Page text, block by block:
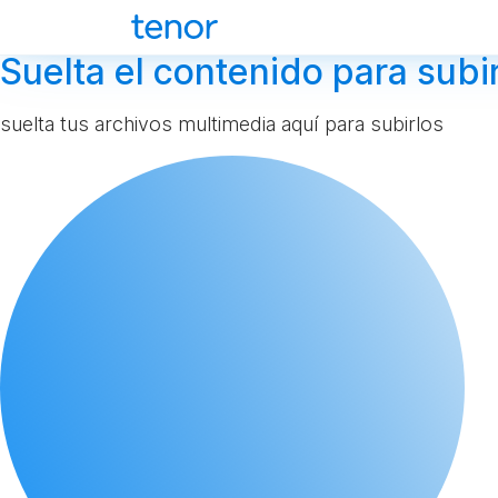
Suelta el contenido para
suelta tus archivos multimedia aquí para subirlos